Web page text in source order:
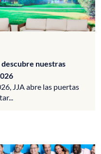
nuestras
JJA abre las puertas